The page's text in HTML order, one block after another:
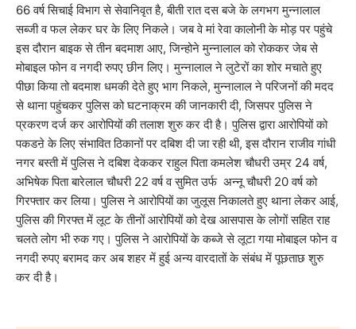
66 वर्ष सिचाई विभाग से सेवानिवृत है, बीती रात दस बजे के लगभग मुन्नालाल
सब्जी व फल लेकर घर के लिए निकले। जब वे मां रेवा कालोनी के मोड़ पर पहुंचे
इस दौरान बाइक से तीन बदमाश आए, जिन्होने मुन्नालाल को रोककर जेब से
मोबाइल फोन व नगदी रुपए छीन लिए। मुन्नालाल ने लुटेरों का शोर मचाते हुए
पीछा किया तो बदमाश धमकी देते हुए भाग निकले, मुन्नालाल ने परिजनों की मदद
से थाना पहुंचकर पुलिस को घटनाक्रम की जानकारी दी, जिसपर पुलिस ने
प्रकरण दर्ज कर आरोपियों की तलाश शुरु कर दी है। पुलिस द्वारा आरोपियों को
पकडऩे के लिए संभावित ठिकानों पर दबिश दी जा रही थी, इस दौरान राजीव गांधी
नगर बस्ती में पुलिस ने दबिश देककर राहुल पिता कमलेश चौधरी उम्र 24 वर्ष,
अभिषेक पिता बारेलाल चौधरी 22 वर्ष व सुमित उर्फ अन्नू चौधरी 20 वर्ष को
गिरफ्तार कर लिया। पुलिस ने आरोपियों का जुलूस निकालते हुए थाना लेकर आई,
पुलिस की गिरफ्त में लूट के तीनों आरोपियों को देख आसपास के लोगों सहित राह
चलते लोग भी रुक गए। पुलिस ने आरोपियों के कब्जे से लूटा गया मोबाइल फोन व
नगदी रुपए बरामद कर अब शहर में हुई अन्य वारदातों के संबंध में पूछताछ शुरु
कर दी है।